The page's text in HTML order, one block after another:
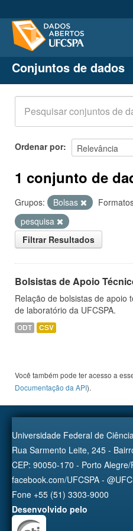
Conjuntos de dados
Organizações
Grupos
Sobre
Conjuntos de dados
Ordenar por
1 conjunto de
Grupos: Bolsas
pesquisa
Filtrar Resultados
Bolsistas de Apoio
Relação de bolsistas de apoio
de laboratório da UFCSPA.
ODT CSV
Você também pode ter acesso a
Documentação da API).
Universidade Federal de
Rua Sarmento Leite, 245 -
CEP: 90050-170 - Porto Alegre/
facebook.com/UFCSPA -
Fone +55 (51) 3303-9000
Desenvolvido pelo